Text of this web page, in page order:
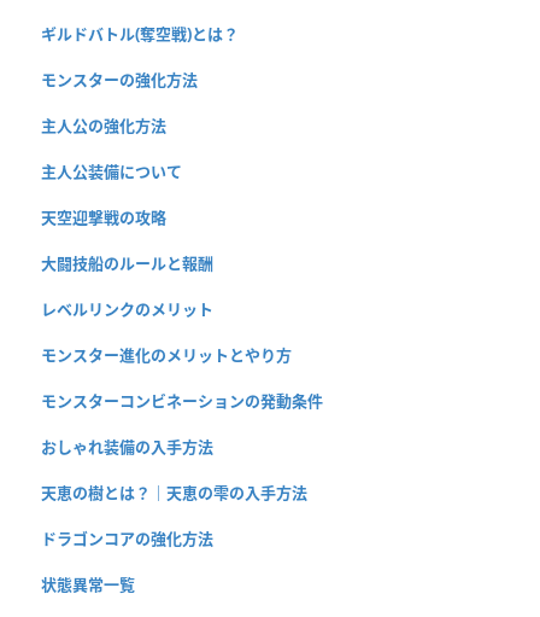
ギルドバトル(奪空戦)とは？
モンスターの強化方法
主人公の強化方法
主人公装備について
天空迎撃戦の攻略
大闘技船のルールと報酬
レベルリンクのメリット
モンスター進化のメリットとやり方
モンスターコンビネーションの発動条件
おしゃれ装備の入手方法
天恵の樹とは？｜天恵の雫の入手方法
ドラゴンコアの強化方法
状態異常一覧